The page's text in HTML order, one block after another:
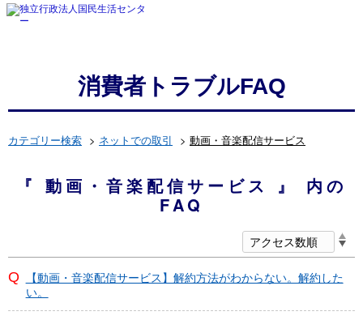
消費者トラブルFAQ
カテゴリー検索 > ネットでの取引 > 動画・音楽配信サービス
『 動画・音楽配信サービス 』 内の
FAQ
【動画・音楽配信サービス】解約方法がわからない。解約した
い。